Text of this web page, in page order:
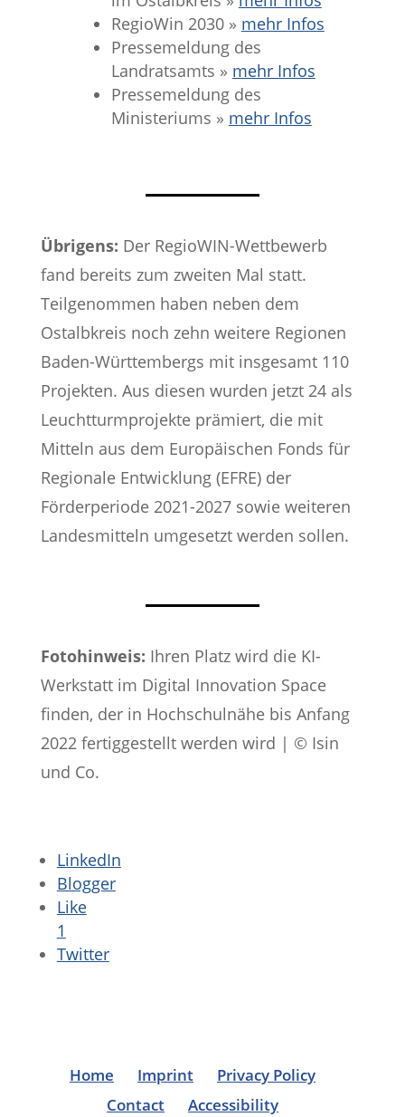
RegioWin 2030 » mehr Infos
Pressemeldung des
Landratsamts » mehr Infos
Pressemeldung des
Ministeriums » mehr Infos
Übrigens: Der RegioWIN-Wettbewerb
fand bereits zum zweiten Mal statt.
Teilgenommen haben neben dem
Ostalbkreis noch zehn weitere Regionen
Baden-Württembergs mit insgesamt 110
Projekten. Aus diesen wurden jetzt 24 als
Leuchtturmprojekte prämiert, die mit
Mitteln aus dem Europäischen Fonds für
Regionale Entwicklung (EFRE) der
Förderperiode 2021-2027 sowie weiteren
Landesmitteln umgesetzt werden sollen.
Fotohinweis: Ihren Platz wird die KI-
Werkstatt im Digital Innovation Space
finden, der in Hochschulnähe bis Anfang
2022 fertiggestellt werden wird | © Isin
und Co.
LinkedIn
Blogger
Like
1
Twitter
Home Imprint
Privacy Policy
Contact
Accessibility